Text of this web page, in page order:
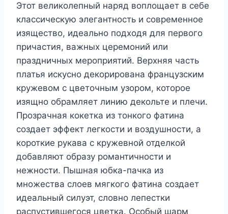
Этот великолепный наряд воплощает в себе
классическую элегантность и современное
изящество, идеально подходя для первого
причастия, важных церемоний или
праздничных мероприятий. Верхняя часть
платья искусно декорирована французским
кружевом с цветочным узором, которое
изящно обрамляет линию декольте и плечи.
Прозрачная кокетка из тонкого фатина
создает эффект легкости и воздушности, а
короткие рукава с кружевной отделкой
добавляют образу романтичности и
нежности. Пышная юбка-пачка из
множества слоев мягкого фатина создает
идеальный силуэт, словно лепестки
распустившегося цветка. Особый шарм